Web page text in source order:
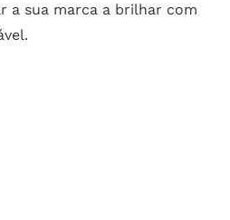
a sua marca a brilhar com